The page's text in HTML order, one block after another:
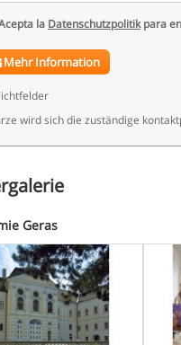
la Datenschutzpolitikpara
Mehr Information
wird sich die zuständige
Geras